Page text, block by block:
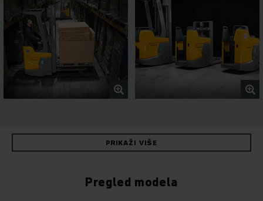
PRIKAŽI VIŠE
Pregled modela